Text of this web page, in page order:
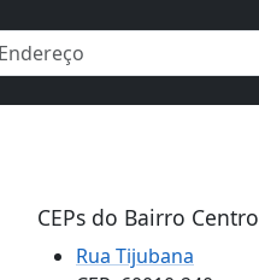
CEPs do Bairro Centro
Rua Tijubana